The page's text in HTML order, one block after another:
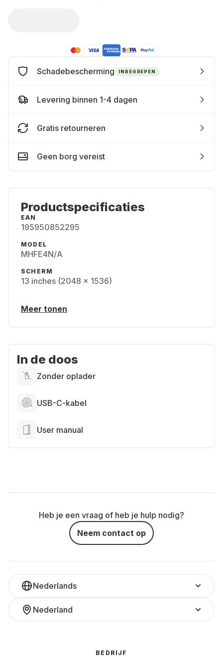
Schadebescherming INBEGREPEN
Levering binnen 1-4 dagen
Gratis retourneren
Geen borg vereist
Productspecificaties
EAN
195950852295
MODEL
MHFE4N/A
SCHERM
13 inches (2048 x 1536)
Meer tonen
In de doos
Zonder oplader
USB-C-kabel
User manual
Heb je een vraag of heb je hulp nodig?
Neem contact op
Nederlands
Nederland
BEDRIJF